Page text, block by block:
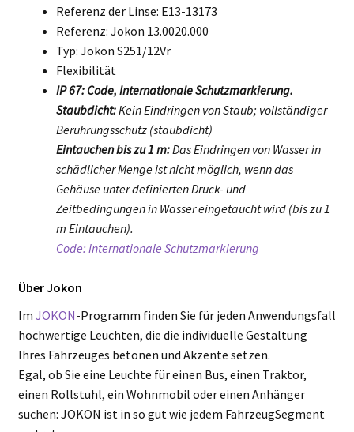
Referenz der Linse: E13-13173
Referenz: Jokon 13.0020.000
Typ: Jokon S251/12Vr
Flexibilität
IP 67: Code, Internationale Schutzmarkierung.
Staubdicht:Kein Eindringen von Staub; vollständiger
Berührungsschutz (staubdicht)
Eintauchen bis zu 1 m:Das Eindringen von Wasser in
schädlicher Menge ist nicht möglich, wenn das
Gehäuse unter definierten Druck- und
Zeitbedingungen in Wasser eingetaucht wird (bis zu 1
m Eintauchen).
Code: Internationale Schutzmarkierung
Über Jokon
Im JOKON-Programm finden Sie für jeden Anwendungsfall
hochwertige Leuchten, die die individuelle Gestaltung
Ihres Fahrzeuges betonen und Akzente setzen.
Egal, ob Sie eine Leuchte für einen Bus, einen Traktor,
einen Rollstuhl, ein Wohnmobil oder einen Anhänger
suchen: JOKON ist in so gut wie jedem FahrzeugSegment